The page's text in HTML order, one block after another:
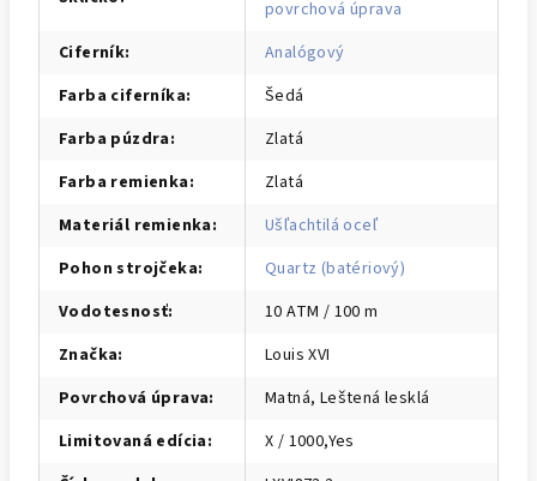
povrchová úprava
Ciferník:
Analógový
Farba ciferníka:
Šedá
Farba púzdra:
Zlatá
Farba remienka:
Zlatá
Materiál remienka:
Ušľachtilá oceľ
Pohon strojčeka:
Quartz (batériový)
Vodotesnosť:
10 ATM / 100 m
Značka:
Louis XVI
Povrchová úprava:
Matná, Leštená lesklá
Limitovaná edícia:
X / 1000,Yes